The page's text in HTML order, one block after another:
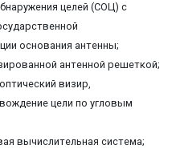
целей (СОЦ) с
основания антенны;
антенной решеткой;
визир,
цели по угловым
вычислительная система;